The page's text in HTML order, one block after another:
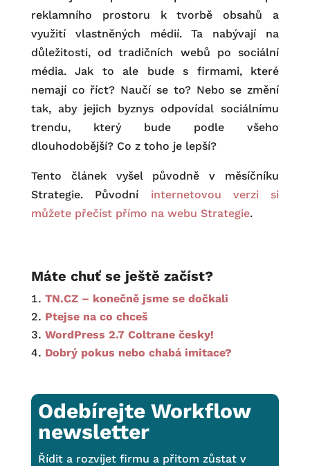
reklamního prostoru k tvorbě obsahů a
využití vlastněných médií. Ta nabývají na
důležitosti, od tradičních webů po sociální
média. Jak to ale bude s firmami, které
nemají co říct? Naučí se to? Nebo se změní
tak, aby jejich byznys odpovídal sociálnímu
trendu, který bude podle všeho
dlouhodobější? Co z toho je lepší?
Tento článek vyšel původně v měsíčníku
Strategie. Původní internetovou verzi si
můžete přečíst přímo na webu Strategie.
Máte chuť se ještě začíst?
TN.CZ – konečně jsme se dočkali
Ptejse na co chceš
WordPress 2.7 Coltrane česky!
Dobrý pokus nebo chabá imitace?
Odebírejte Workflow
newsletter
Řídit a rozvíjet firmu a přitom zůstat v